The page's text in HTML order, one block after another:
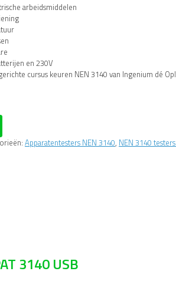
arbeidsmiddelen
en 230V
cursus keuren NEN 3140 van Ingenium dé
Apparatentesters NEN 3140, NEN 3140
3140 USB